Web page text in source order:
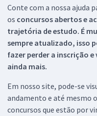
Conte com a nossa ajuda
os concursos abertos e
trajetória de estudo. É
sempre atualizado, isso
fazer perder a inscrição
ainda mais.
Em nosso site, pode-se
andamento e até mesmo
concursos que estão por